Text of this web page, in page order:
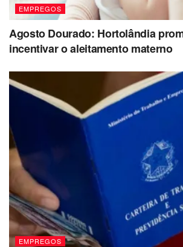
EMPREGOS
Agosto Dourado: Hortolândia
incentivar o aleitamento materno
EMPREGOS